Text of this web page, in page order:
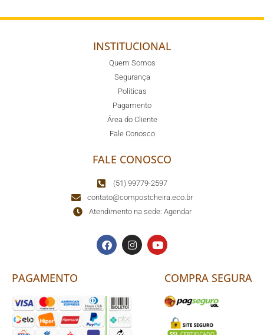
INSTITUCIONAL
Quem Somos
Segurança
Políticas
Pagamento
Área do Cliente
Fale Conosco
FALE CONOSCO
(51) 99779-2597
contato@compostcheira.eco.br
Atendimento na sede: Agendar
PAGAMENTO COMPRA SEGURA